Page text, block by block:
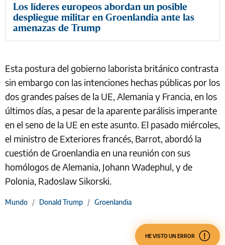
Los líderes europeos abordan un posible
despliegue militar en Groenlandia ante las
amenazas de Trump
Esta postura del gobierno laborista británico contrasta
sin embargo con las intenciones hechas públicas por los
dos grandes países de la UE, Alemania y Francia, en los
últimos días, a pesar de la aparente parálisis imperante
en el seno de la UE en este asunto. El pasado miércoles,
el ministro de Exteriores francés, Barrot, abordó la
cuestión de Groenlandia en una reunión con sus
homólogos de Alemania, Johann Wadephul, y de
Polonia, Radoslaw Sikorski.
Mundo / Donald Trump / Groenlandia
HE VISTO UN ERROR